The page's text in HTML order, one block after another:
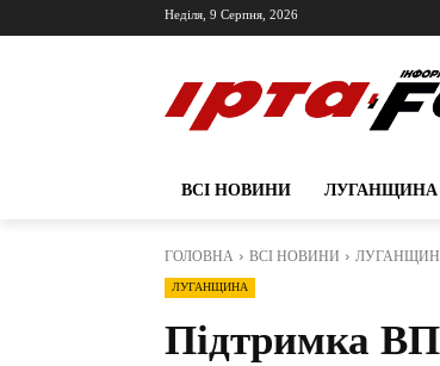
Неділя, 9 Серпня, 2026
ВСІ НОВИНИ ЛУГАНЩИНА
ГОЛОВНА ВСІ НОВИНИ
ЛУГАНЩИНА
Підтримка